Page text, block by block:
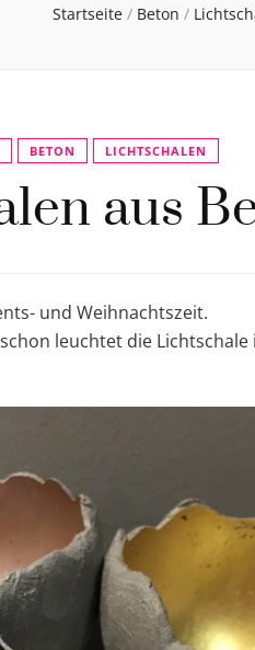
Startseite / Beton /
BETON LICHTSCHALEN
aus
und Weihnachtszeit.
leuchtet die